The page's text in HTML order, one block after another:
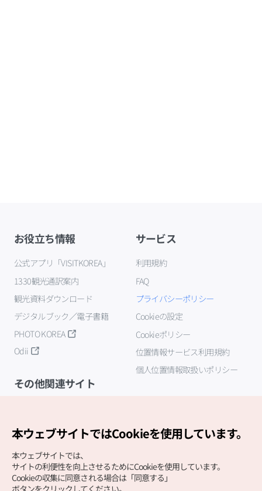
お役立ち情報
公式アプリ「VISITKOREA」
1330観光通訳案内
観光資料ダウンロード
デジタルブック／電子書籍
PHOTO KOREA
Odii
サービス
利用規約
FAQ
プライバシーポリシー
Cookieの設定
Cookieポリシー
位置情報サービス利用規約
個人位置情報取扱いポリシー
その他関連サイト
本ウェブサイトではCookieを使用しています。
本ウェブサイトでは、
サイトの利便性を向上させるためにCookieを使用しています。
Cookieの収集に同意される場合は「同意する」
ボタンをクリックしてください。